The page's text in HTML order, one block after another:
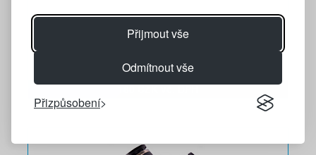
Přijmout vše
Odmítnout vše
Přizpůsobení
R06081216
180 CZK vč. DPH